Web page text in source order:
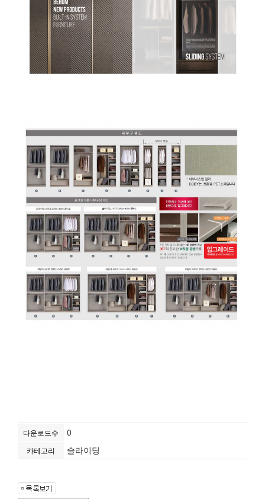
다운로드수 0
카테고리 슬라이딩